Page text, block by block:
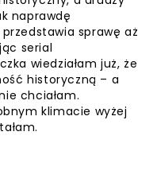
naprawdę
przedstawia sprawę aż
serial
wiedziałam już, że
historyczną – a
chciałam.
klimacie wyżej